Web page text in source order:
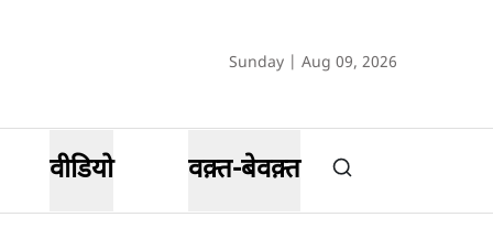
Sunday | Aug 09, 2026
वीडियो वक़्त-बेवक़्त